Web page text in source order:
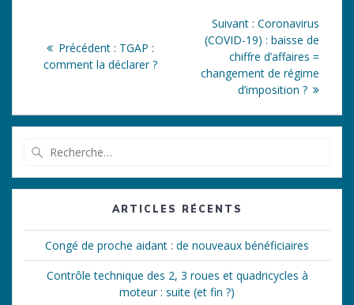
Précédent : Article
précédent
TGAP :
comment la déclarer ?
Suivant : Article
suivant
:
Coronavirus
(COVID-19) : baisse de
chiffre d’affaires =
changement de régime
d’imposition ?
:
ARTICLES RÉCENTS
Congé de proche aidant : de nouveaux bénéficiaires
Contrôle technique des 2, 3 roues et quadricycles à
moteur : suite (et fin ?)